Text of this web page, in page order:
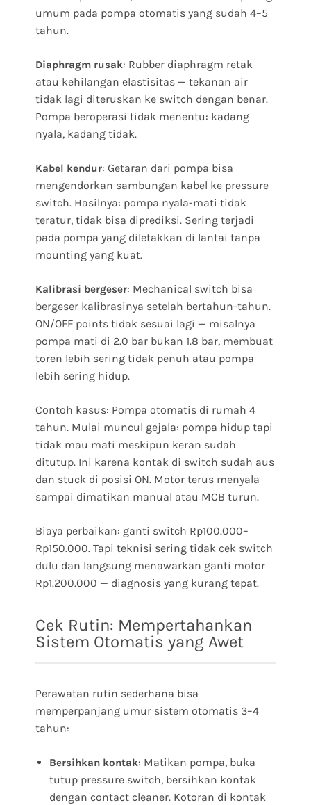
umum pada pompa otomatis yang sudah 4–5
tahun.
Diaphragm rusak: Rubber diaphragm retak
atau kehilangan elastisitas — tekanan air
tidak lagi diteruskan ke switch dengan benar.
Pompa beroperasi tidak menentu: kadang
nyala, kadang tidak.
Kabel kendur: Getaran dari pompa bisa
mengendorkan sambungan kabel ke pressure
switch. Hasilnya: pompa nyala-mati tidak
teratur, tidak bisa diprediksi. Sering terjadi
pada pompa yang diletakkan di lantai tanpa
mounting yang kuat.
Kalibrasi bergeser: Mechanical switch bisa
bergeser kalibrasinya setelah bertahun-tahun.
ON/OFF points tidak sesuai lagi — misalnya
pompa mati di 2.0 bar bukan 1.8 bar, membuat
toren lebih sering tidak penuh atau pompa
lebih sering hidup.
Contoh kasus: Pompa otomatis di rumah 4
tahun. Mulai muncul gejala: pompa hidup tapi
tidak mau mati meskipun keran sudah
ditutup. Ini karena kontak di switch sudah aus
dan stuck di posisi ON. Motor terus menyala
sampai dimatikan manual atau MCB turun.
Biaya perbaikan: ganti switch Rp100.000–
Rp150.000. Tapi teknisi sering tidak cek switch
dulu dan langsung menawarkan ganti motor
Rp1.200.000 — diagnosis yang kurang tepat.
Cek Rutin: Mempertahankan
Sistem Otomatis yang Awet
Perawatan rutin sederhana bisa
memperpanjang umur sistem otomatis 3–4
tahun:
Bersihkan kontak: Matikan pompa, buka
tutup pressure switch, bersihkan kontak
dengan contact cleaner. Kotoran di kontak